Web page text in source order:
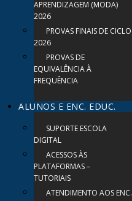
APRENDIZAGEM (MODA)
2026
PROVAS FINAIS DE CICLO
2026
PROVAS DE
EQUIVALÊNCIA À
FREQUÊNCIA
ALUNOS E ENC. EDUC.
SUPORTE ESCOLA
DIGITAL
ACESSOS ÀS
PLATAFORMAS –
TUTORIAIS
ATENDIMENTO AOS ENC.